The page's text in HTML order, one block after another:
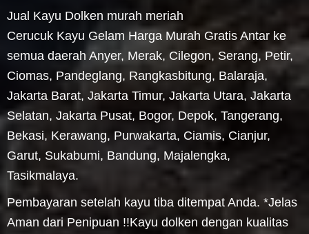
Jual Kayu Dolken murah meriah
Cerucuk Kayu Gelam Harga Murah Gratis Antar ke
semua daerah Anyer, Merak, Cilegon, Serang, Petir,
Ciomas, Pandeglang, Rangkasbitung, Balaraja,
Jakarta Barat, Jakarta Timur, Jakarta Utara, Jakarta
Selatan, Jakarta Pusat, Bogor, Depok, Tangerang,
Bekasi, Kerawang, Purwakarta, Ciamis, Cianjur,
Garut, Sukabumi, Bandung, Majalengka,
Tasikmalaya.
Pembayaran setelah kayu tiba ditempat Anda. *Jelas
Aman dari Penipuan !!Kayu dolken dengan kualitas